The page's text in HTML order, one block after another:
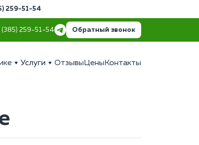
259-51-54
(385) 259-51-54 Обратный звонок
Услуги Отзывы Цены Контакты